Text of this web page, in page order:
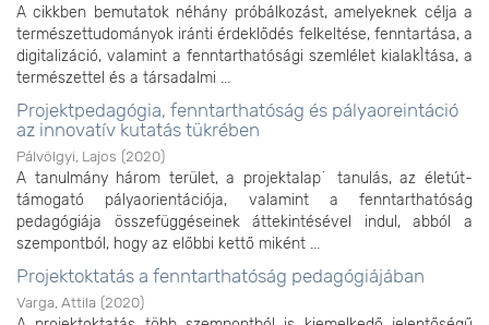
A cikkben bemutatok néhány próbálkozást, amelyeknek célja a
természettudományok iránti érdeklődés felkeltése, fenntartása, a
digitalizáció, valamint a fenntarthatósági szemlélet kialakÌtása, a
természettel és a társadalmi ...
Projektpedagógia, fenntarthatóság és pályaoreintáció
az innovatív kutatás tükrében
Pálvölgyi, Lajos (2020)
A tanulmány három terület, a projektalap ̇ tanulás, az életút-
támogató pályaorientációja, valamint a fenntarthatóság
pedagógiája összefüggéseinek áttekintésével indul, abból a
szempontból, hogy az előbbi kettő miként ...
Projektoktatás a fenntarthatóság pedagógiájában
Varga, Attila (2020)